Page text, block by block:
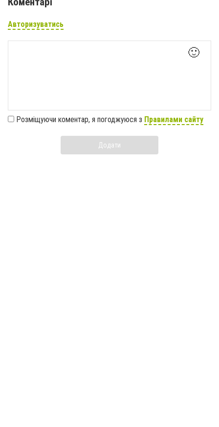
Авторизуватись
🙂
Розміщуючи коментар, я погоджуюся з Правилами сайту
Додати